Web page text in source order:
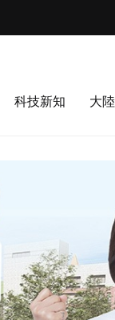
科技新知 大陸